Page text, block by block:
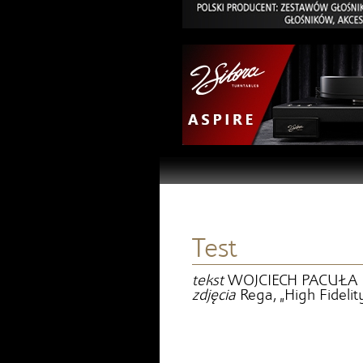
Test
tekstWOJCIECH PACUŁA
zdjęcia Rega, „High